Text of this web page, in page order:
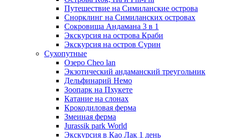
Путешествие на Симиланские острова
Снорклинг на Симиланских островах
Сокровища Андамана 3 в 1
Экскурсия на острова Краби
Экскурсия на остров Сурин
Сухопутные
Озеро Cheo lan
Экзотический андаманский треугольник
Дельфинарий Немо
Зоопарк на Пхукете
Катание на слонах
Крокодиловая ферма
Змеиная ферма
Jurassik park World
Экскурсия в Као Лак 1 день